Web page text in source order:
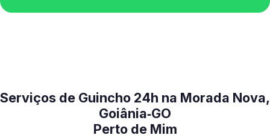
Serviços de Guincho 24h na Morada Nova,
Goiânia‑GO
Perto de Mim